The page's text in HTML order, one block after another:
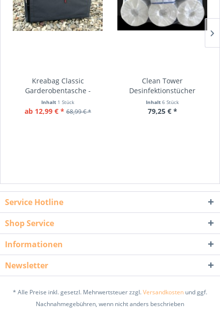
Kreabag Classic
Garderobentasche -
Abverkauf
Inhalt 1 Stück
ab 12,99 € * 68,99 € *
Clean Tower
Desinfektionstücher
getränkt
Inhalt 6 Stück
79,25 € *
Service Hotline
Shop Service
Informationen
Newsletter
* Alle Preise inkl. gesetzl. Mehrwertsteuer zzgl.Versandkosten und ggf.
Nachnahmegebühren, wenn nicht anders beschrieben